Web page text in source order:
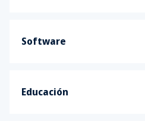
Software
Educación